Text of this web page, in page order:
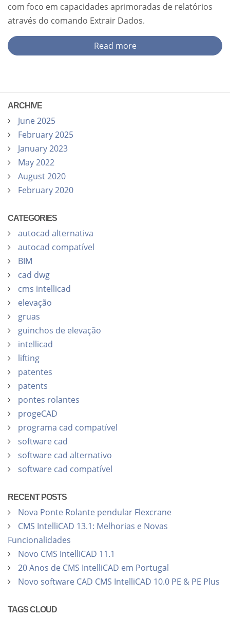
com foco em capacidades aprimoradas de relatórios
através do comando Extrair Dados.
Read more
ARCHIVE
June 2025
February 2025
January 2023
May 2022
August 2020
February 2020
CATEGORIES
autocad alternativa
autocad compatível
BIM
cad dwg
cms intellicad
elevação
gruas
guinchos de elevação
intellicad
lifting
patentes
patents
pontes rolantes
progeCAD
programa cad compatível
software cad
software cad alternativo
software cad compatível
RECENT POSTS
Nova Ponte Rolante pendular Flexcrane
CMS IntelliCAD 13.1: Melhorias e Novas
Funcionalidades
Novo CMS IntelliCAD 11.1
20 Anos de CMS IntelliCAD em Portugal
Novo software CAD CMS IntelliCAD 10.0 PE & PE Plus
TAGS CLOUD